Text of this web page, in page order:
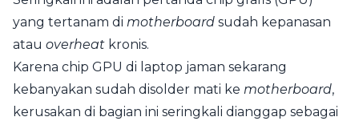
yang tertanam di motherboard sudah kepanasan
atau overheat kronis.
Karena chip GPU di laptop jaman sekarang
kebanyakan sudah disolder mati ke motherboard,
kerusakan di bagian ini seringkali dianggap sebagai